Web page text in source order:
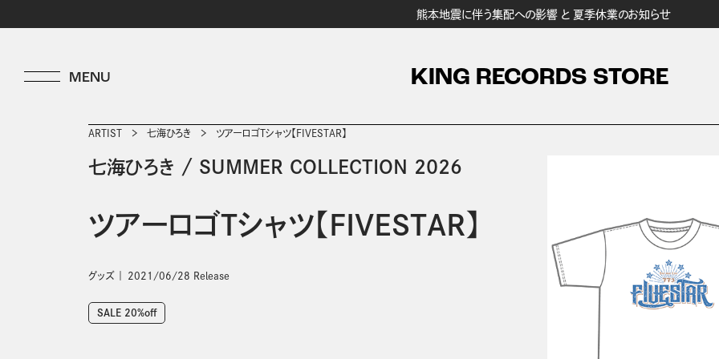
熊本地震に伴う集配への影響 と 夏季休業のお知らせ
KING RECORDS STORE
ARTIST 七海ひろき ツアーロゴTシャツ【FIVESTAR】
七海ひろき / SUMMER COLLECTION 2026
ツアーロゴTシャツ【FIVESTAR】
グッズ 2021/06/28 Release
SALE 20%off